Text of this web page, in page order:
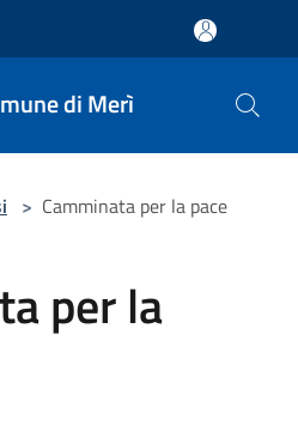
di Merì
> Camminata per la pace
per la